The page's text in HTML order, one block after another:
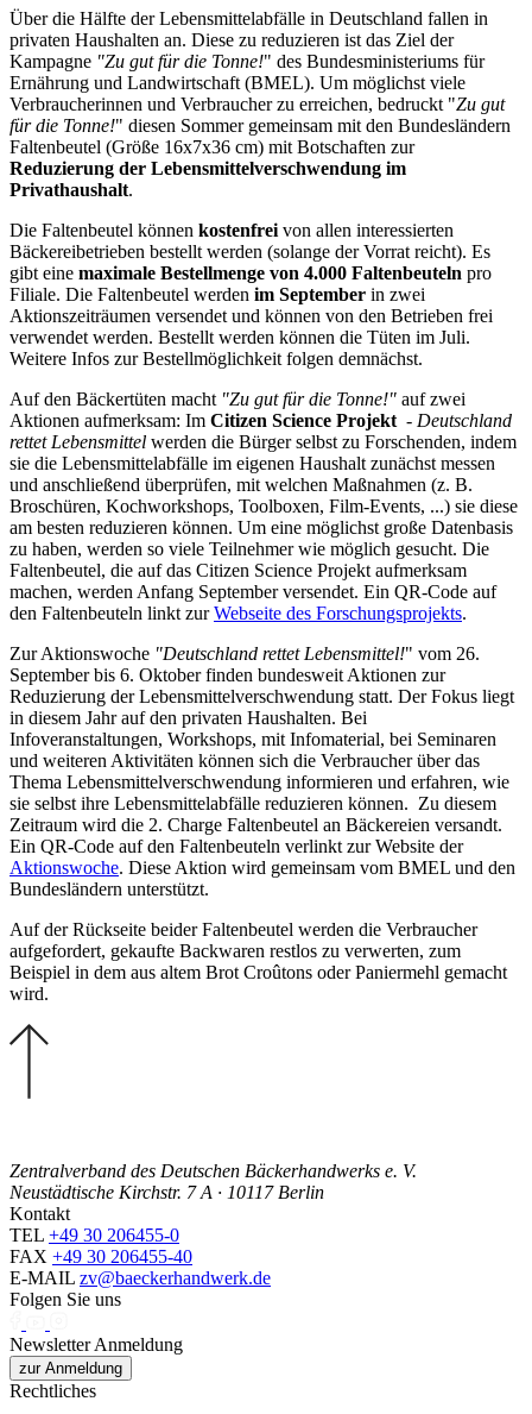
Über die Hälfte der Lebensmittelabfälle in Deutschland fallen in
privaten Haushalten an. Diese zu reduzieren ist das Ziel der
Kampagne "Zu gut für die Tonne!" des Bundesministeriums für
Ernährung und Landwirtschaft (BMEL). Um möglichst viele
Verbraucherinnen und Verbraucher zu erreichen, bedruckt "Zu gut
für die Tonne!" diesen Sommer gemeinsam mit den Bundesländern
Faltenbeutel (Größe 16x7x36 cm) mit Botschaften zur
Reduzierung der Lebensmittelverschwendung im
Privathaushalt.
Die Faltenbeutel können kostenfrei von allen interessierten
Bäckereibetrieben bestellt werden (solange der Vorrat reicht). Es
gibt eine maximale Bestellmenge von 4.000 Faltenbeuteln pro
Filiale. Die Faltenbeutel werden im September in zwei
Aktionszeiträumen versendet und können von den Betrieben frei
verwendet werden. Bestellt werden können die Tüten im Juli.
Weitere Infos zur Bestellmöglichkeit folgen demnächst.
Auf den Bäckertüten macht "Zu gut für die Tonne!" auf zwei
Aktionen aufmerksam: Im Citizen Science Projekt - Deutschland
rettet Lebensmittel werden die Bürger selbst zu Forschenden, indem
sie die Lebensmittelabfälle im eigenen Haushalt zunächst messen
und anschließend überprüfen, mit welchen Maßnahmen (z. B.
Broschüren, Kochworkshops, Toolboxen, Film-Events, ...) sie diese
am besten reduzieren können. Um eine möglichst große Datenbasis
zu haben, werden so viele Teilnehmer wie möglich gesucht. Die
Faltenbeutel, die auf das Citizen Science Projekt aufmerksam
machen, werden Anfang September versendet. Ein QR-Code auf
den Faltenbeuteln linkt zurWebseite des Forschungsprojekts.
Zur Aktionswoche "Deutschland rettet Lebensmittel!" vom 26.
September bis 6. Oktober finden bundesweit Aktionen zur
Reduzierung der Lebensmittelverschwendung statt. Der Fokus liegt
in diesem Jahr auf den privaten Haushalten. Bei
Infoveranstaltungen, Workshops, mit Infomaterial, bei Seminaren
und weiteren Aktivitäten können sich die Verbraucher über das
Thema Lebensmittelverschwendung informieren und erfahren, wie
sie selbst ihre Lebensmittelabfälle reduzieren können. Zu diesem
Zeitraum wird die 2. Charge Faltenbeutel an Bäckereien versandt.
Ein QR-Code auf den Faltenbeuteln verlinkt zur Website der
Aktionswoche. Diese Aktion wird gemeinsam vom BMEL und den
Bundesländern unterstützt.
Auf der Rückseite beider Faltenbeutel werden die Verbraucher
aufgefordert, gekaufte Backwaren restlos zu verwerten, zum
Beispiel in dem aus altem Brot Croûtons oder Paniermehl gemacht
wird.
Zentralverband des Deutschen Bäckerhandwerks e. V.
Neustädtische Kirchstr. 7 A · 10117 Berlin
Kontakt
TEL +49 30 206455-0
FAX +49 30 206455-40
E-MAIL zv@baeckerhandwerk.de
Folgen Sie uns
Newsletter Anmeldung
zur Anmeldung
Rechtliches